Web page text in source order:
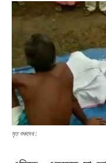
মৃত শুকদেব :